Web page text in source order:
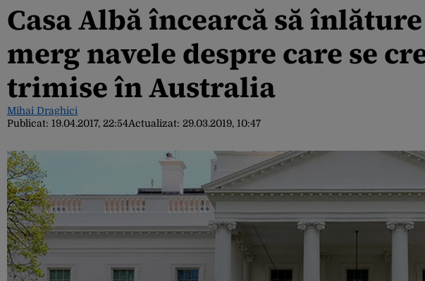
Casa Albă încearcă să
merg navele despre care se
trimise în Australia
Mihai Draghici
Publicat: 19.04.2017, 22:54Actualizat: 29.03.2019, 10:47